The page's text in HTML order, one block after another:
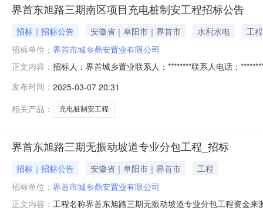
界首东旭路三期南区项目充电桩制安工程招标公告
招标｜招标公告 安徽省｜阜阳市｜界首市 水利水电
工程
招标单位： 界首市城乡鼎安置业有限公司
正文内容： 招标人：界首城乡置业联系人：********联系人电话：
电、公路和市政工程施工等为一体的综合型国有建筑企
名参
发布时间： 2025-03-07 20:31
相关产品：
充电桩制安工程
界首东旭路三期无振动坡道专业分包工程_招标
招标｜招标公告 安徽省｜阜阳市｜界首市
工程
招标单位： 界首市城乡鼎安置业有限公司
正文内容： 工程名称界首东旭路三期无振动坡道专业分包工程资金